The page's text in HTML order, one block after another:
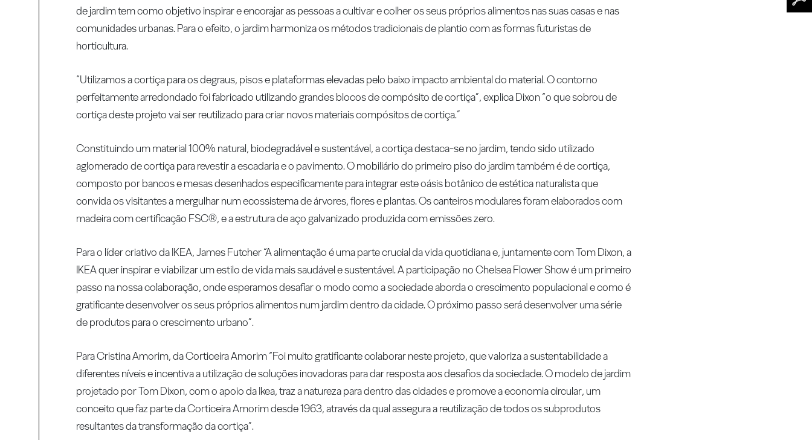
de jardim tem como objetivo inspirar e encorajar as pessoas a cultivar e colher os seus próprios alimentos nas suas casas e nas
comunidades urbanas. Para o efeito, o jardim harmoniza os métodos tradicionais de plantio com as formas futuristas de
horticultura.
“Utilizamos a cortiça para os degraus, pisos e plataformas elevadas pelo baixo impacto ambiental do material. O contorno
perfeitamente arredondado foi fabricado utilizando grandes blocos de compósito de cortiça”, explica Dixon “o que sobrou de
cortiça deste projeto vai ser reutilizado para criar novos materiais compósitos de cortiça.”
Constituindo um material 100% natural, biodegradável e sustentável, a cortiça destaca-se no jardim, tendo sido utilizado
aglomerado de cortiça para revestir a escadaria e o pavimento. O mobiliário do primeiro piso do jardim também é de cortiça,
composto por bancos e mesas desenhados especificamente para integrar este oásis botânico de estética naturalista que
convida os visitantes a mergulhar num ecossistema de árvores, flores e plantas. Os canteiros modulares foram elaborados com
madeira com certificação FSC®, e a estrutura de aço galvanizado produzida com emissões zero.
Para o líder criativo da IKEA, James Futcher “A alimentação é uma parte crucial da vida quotidiana e, juntamente com Tom Dixon, a
IKEA quer inspirar e viabilizar um estilo de vida mais saudável e sustentável. A participação no Chelsea Flower Show é um primeiro
passo na nossa colaboração, onde esperamos desafiar o modo como a sociedade aborda o crescimento populacional e como é
gratificante desenvolver os seus próprios alimentos num jardim dentro da cidade. O próximo passo será desenvolver uma série
de produtos para o crescimento urbano”.
Para Cristina Amorim, da Corticeira Amorim “Foi muito gratificante colaborar neste projeto, que valoriza a sustentabilidade a
diferentes níveis e incentiva a utilização de soluções inovadoras para dar resposta aos desafios da sociedade. O modelo de jardim
projetado por Tom Dixon, com o apoio da Ikea, traz a natureza para dentro das cidades e promove a economia circular, um
conceito que faz parte da Corticeira Amorim desde 1963, através da qual assegura a reutilização de todos os subprodutos
resultantes da transformação da cortiça”.